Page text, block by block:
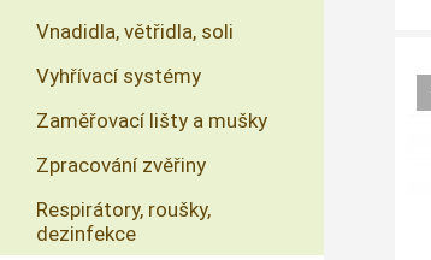
Vnadidla, větřidla, soli
Vyhřívací systémy
Zaměřovací lišty a mušky
Zpracování zvěřiny
Respirátory, roušky,
dezinfekce